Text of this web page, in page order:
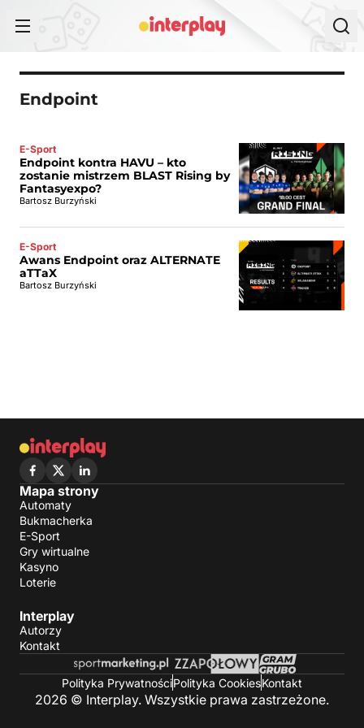
Endpoint
E-Sport
Endpoint kontra HAVU – kto
zostanie mistrzem BLAST Rising by
Fantasyexpo?
Bartosz Burzyński
E-Sport
Awans Endpoint oraz ALTERNATE
aTTaX
Bartosz Burzyński
Mapa strony
Automaty
Bukmacherka
E-Sport
Gry wirtualne
Kasyno
Loterie
Interplay
Autorzy
Kontakt
Polityka PrywatnościPolityka CookiesKontakt
2026 © Interplay. Wszystkie prawa zastrzeżone.